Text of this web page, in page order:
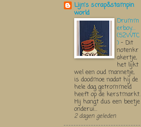
Lijn's scrap&stampin
world
Drumm
erboy....
(52WTC
) - Dit
notenkr
akertje,
het lijkt
wel een oud mannetje,
is doodmoe nadat hij de
hele dag getrommeld
heeft op de kerstmarkt.
Hij hangt dus een beetje
onderui...
2 dagen geleden